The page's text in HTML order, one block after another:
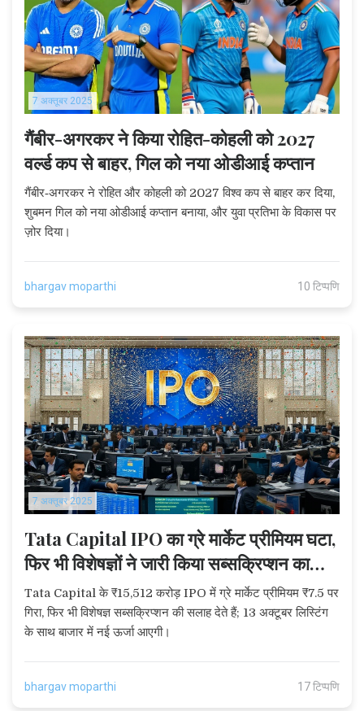
7 अक्तूबर 2025
गैंबीर-अगरकर ने किया रोहित-कोहली को 2027
वर्ल्ड कप से बाहर, गिल को नया ओडीआई कप्तान
गैंबीर‑अगरकर ने रोहित और कोहली को 2027 विश्व कप से बाहर कर दिया,
शुबमन गिल को नया ओडीआई कप्तान बनाया, और युवा प्रतिभा के विकास पर
ज़ोर दिया।
bhargav moparthi 10 टिप्पणि
7 अक्तूबर 2025
Tata Capital IPO का ग्रे मार्केट प्रीमियम घटा,
फिर भी विशेषज्ञों ने जारी किया सब्सक्रिप्शन का
सुझाव
Tata Capital के ₹15,512 करोड़ IPO में ग्रे मार्केट प्रीमियम ₹7.5 पर
गिरा, फिर भी विशेषज्ञ सब्सक्रिप्शन की सलाह देते हैं; 13 अक्टूबर लिस्टिंग
के साथ बाजार में नई ऊर्जा आएगी।
bhargav moparthi 17 टिप्पणि